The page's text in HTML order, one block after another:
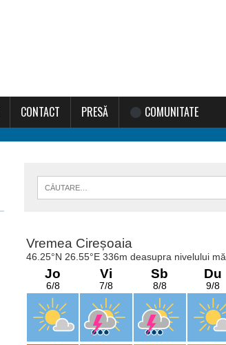
CONTACT PRESĂ COMUNITATE